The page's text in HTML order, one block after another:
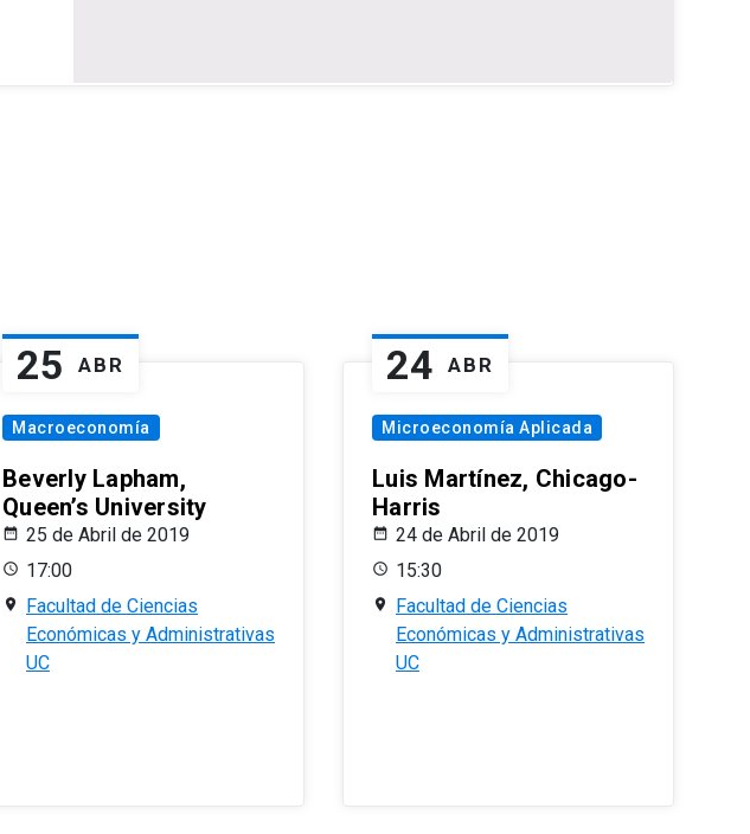
25 ABR
Macroeconomía
Beverly Lapham,
Queen’s University
25 de Abril de 2019
17:00
Facultad de Ciencias
Económicas y Administrativas
UC
24 ABR
Microeconomía Aplicada
Luis Martínez, Chicago-
Harris
24 de Abril de 2019
15:30
Facultad de Ciencias
Económicas y Administrativas
UC